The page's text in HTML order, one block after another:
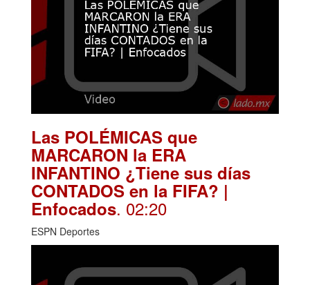
Las POLÉMICAS que
MARCARON la ERA
INFANTINO ¿Tiene sus días
CONTADOS en la FIFA? |
Enfocados. 02:20
ESPN Deportes